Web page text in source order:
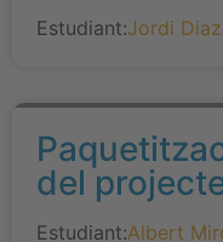
Estudiant:Jordi
del
Estudiant:Albert